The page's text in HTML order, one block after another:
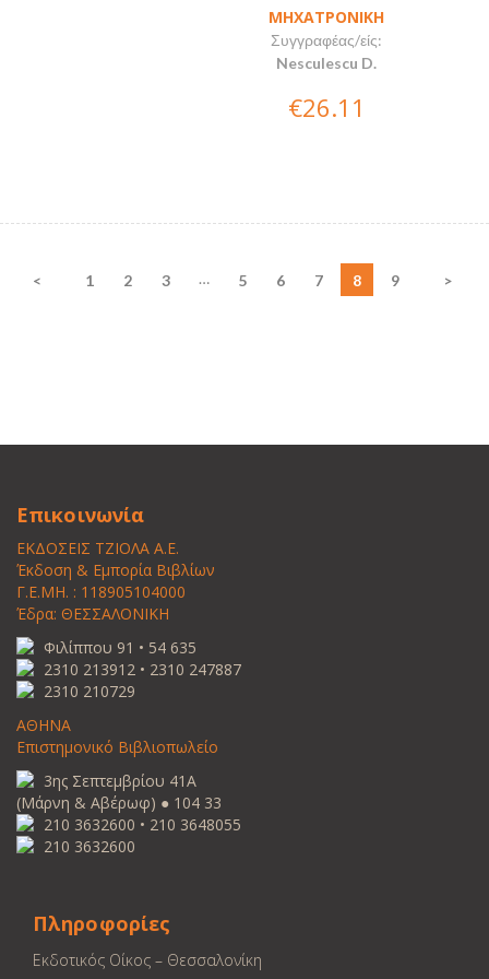
ΜΗΧΑΤΡΟΝΙΚΗ
Συγγραφέας/είς:
Nesculescu D.
€26.11
< 1 2 3 … 5 6 7 8 9 >
Επικοινωνία
ΕΚΔΟΣΕΙΣ ΤΖΙΟΛΑ Α.Ε.
Έκδοση & Εμπορία Βιβλίων
Γ.Ε.ΜΗ. : 118905104000
Έδρα: ΘΕΣΣΑΛΟΝΙΚΗ
Φιλίππου 91 • 54 635
2310 213912 • 2310 247887
2310 210729
ΑΘΗΝΑ
Επιστημονικό Βιβλιοπωλείο
3ης Σεπτεμβρίου 41Α
(Μάρνη & Αβέρωφ) ● 104 33
210 3632600 • 210 3648055
210 3632600
Πληροφορίες
Εκδοτικός Οίκος – Θεσσαλονίκη